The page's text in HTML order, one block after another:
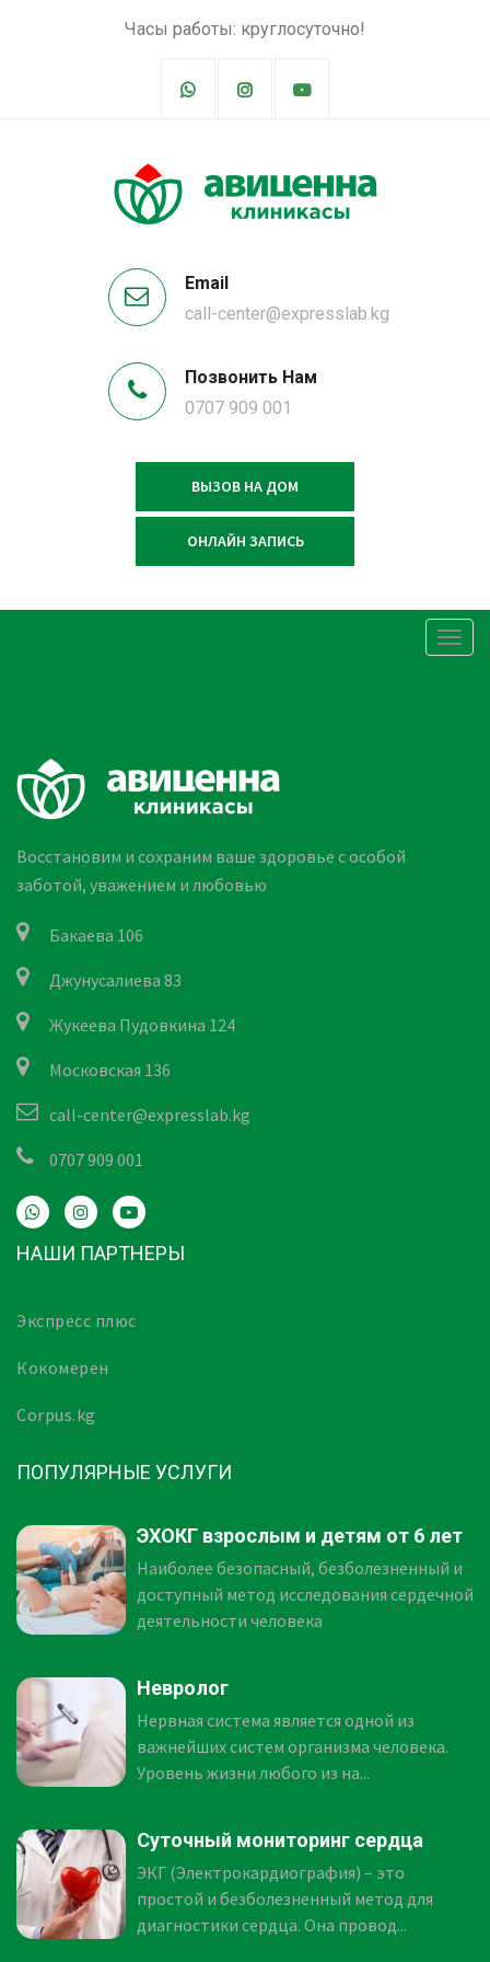
Часы работы: круглосуточно!
Email
call-center@expresslab.kg
Позвонить Нам
0707 909 001
ВЫЗОВ НА ДОМ
ОНЛАЙН ЗАПИСЬ
Восстановим и сохраним ваше здоровье с особой
заботой, уважением и любовью
Бакаева 106
Джунусалиева 83
Жукеева Пудовкина 124
Московская 136
call-center@expresslab.kg
0707 909 001
НАШИ ПАРТНЕРЫ
Экспресс плюс
Кокомерен
Corpus.kg
ПОПУЛЯРНЫЕ УСЛУГИ
ЭХОКГ взрослым и детям от 6 лет
Наиболее безопасный, безболезненный и
доступный метод исследования сердечной
деятельности человека
Невролог
Нервная система является одной из
важнейших систем организма человека.
Уровень жизни любого из на...
Суточный мониторинг сердца
ЭКГ (Электрокардиография) – это
простой и безболезненный метод для
диагностики сердца. Она провод...